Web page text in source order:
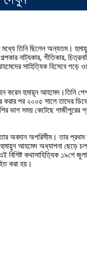
মধ্যে তিনি ছিলেন অন্যতম।
নাট্যকার, গীতিকার,
সাহিত্যিক হিসেবে গড়ে
করেন হুমায়ূন আহমেদ।তিনি
করার পর ২০০৫ সালে তাদের
সময় কেটেছে গাজীপুরের
অবদান অপরিসীম। তার প্রথম
আহমেদ অধ্যাপনা ছেড়ে
কথাসাহিত্যিক ১৯শে
করা হয়।